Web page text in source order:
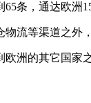
条，通达欧洲
流等渠道之外
洲的其它国